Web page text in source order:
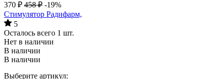
370 ₽ 458 ₽ -19%
Стимулятор Радифарм,
5
Осталось всего 1 шт.
Нет в наличии
В наличии
В наличии
Выберите артикул: